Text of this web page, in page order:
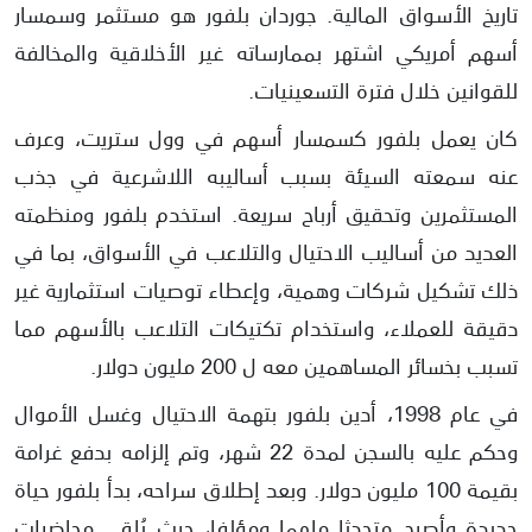
تاريخ الأسواق المالية. جوردان بلفور هو مستثمر وسمسار
أسهم أمريكي اشتهر بممارساته غير الأخلاقية والمخالفة
للقوانين خلال فترة التسعينيات.
كان يعمل بلفور كسمسار أسهم في وول ستريت، وعرف
عنه سمعته السيئة بسبب أساليبه اللاشرعية في جذب
المستثمرين وتحقيق أرباح سريعة. استخدم بلفور ومنظمته
العديد من أساليب الاحتيال والتلاعب في الأسواق، بما في
ذلك تشكيل شركات وهمية، وإعطاء توصيات استثمارية غير
دقيقة للعملاء، واستخدام تكتيكات التلاعب بالأسهم مما
تسبب بخسائر المساهمين معه ل 200 مليون دولار.
في عام 1998، أدين بلفور بتهمة الاحتيال وغسل الأموال
وحكم عليه بالسجن لمدة 22 شهر، وتم إلزامه بدفع غرامة
بقيمة 100 مليون دولار. وبعد إطلاق سراحه، بدأ بلفور حياة